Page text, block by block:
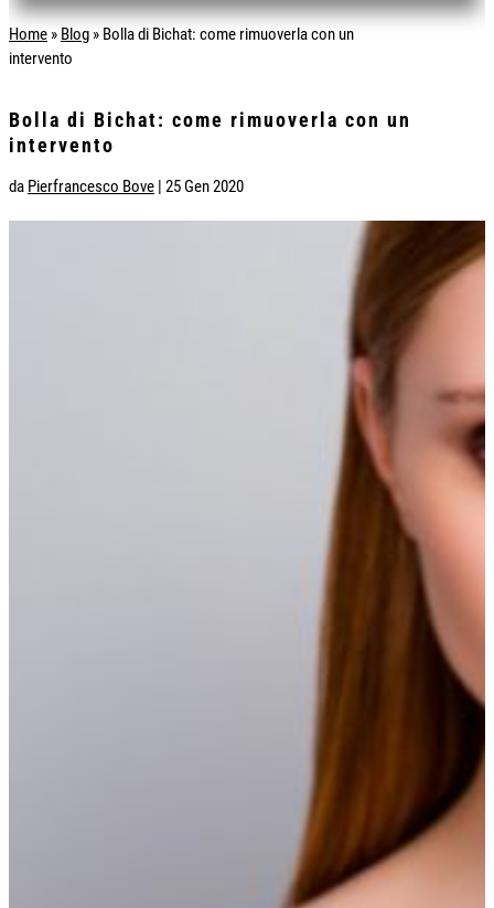
Home » Blog » Bolla di Bichat: come rimuoverla con un
intervento
Bolla di Bichat: come rimuoverla con un
intervento
da Pierfrancesco Bove | 25 Gen 2020